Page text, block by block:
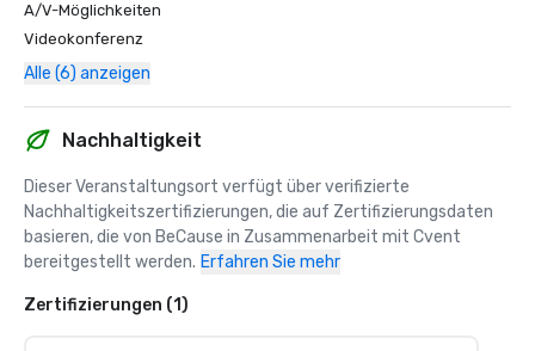
A/V-Möglichkeiten
Videokonferenz
Alle (6) anzeigen
Nachhaltigkeit
Dieser Veranstaltungsort verfügt über verifizierte
Nachhaltigkeitszertifizierungen, die auf Zertifizierungsdaten
basieren, die von BeCause in Zusammenarbeit mit Cvent
bereitgestellt werden. Erfahren Sie mehr
Zertifizierungen (1)